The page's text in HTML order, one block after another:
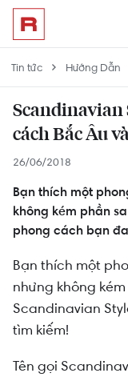
Tin tức Hướng Dẫn
Scandinavian
cách Bắc Âu
26/06/2018
Bạn thích một
không kém phần
phong cách bạn
Bạn thích một
nhưng không
Scandinavian
tìm kiếm!
Tên gọi